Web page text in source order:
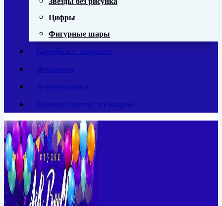
Цифры
Фигурные шары
Коробки с шарами
Фотозона
Аэромозаика
Букеты/цветы из шаров